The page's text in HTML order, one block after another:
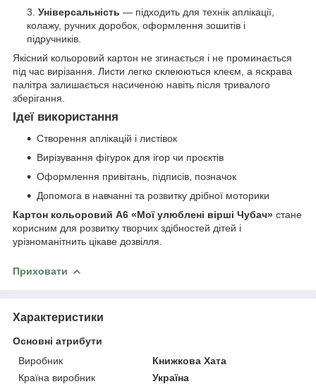
Універсальність — підходить для технік аплікації,
колажу, ручних доробок, оформлення зошитів і
підручників.
Якісний кольоровий картон не згинається і не проминається
під час вирізання. Листи легко склеюються клеєм, а яскрава
палітра залишається насиченою навіть після тривалого
зберігання.
Ідеї використання
Створення аплікацій і листівок
Вирізування фігурок для ігор чи проєктів
Оформлення привітань, підписів, позначок
Допомога в навчанні та розвитку дрібної моторики
Картон кольоровий А6 «Мої улюблені вірші Чубач» стане
корисним для розвитку творчих здібностей дітей і
урізноманітнить цікаве дозвілля.
Приховати
Характеристики
Основні атрибути
Виробник
Книжкова Хата
Країна виробник
Україна